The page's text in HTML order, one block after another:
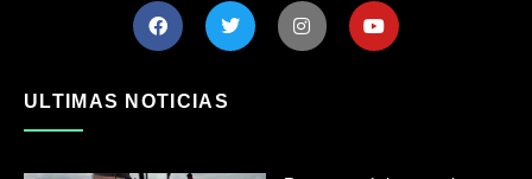
ULTIMAS NOTICIAS